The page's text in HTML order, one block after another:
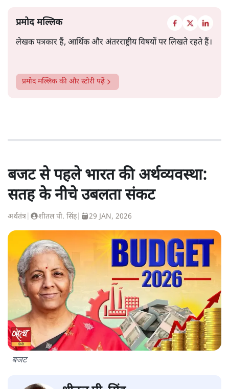
प्रमोद मल्लिक
लेखक पत्रकार हैं, आर्थिक और अंतरराष्ट्रीय विषयों पर लिखते रहते हैं।
प्रमोद मल्लिक की और स्टोरी पढ़ें
बजट से पहले भारत की अर्थव्यवस्था:
सतह के नीचे उबलता संकट
अर्थतंत्र शीतल पी. सिंह| 29 JAN, 2026
बजट